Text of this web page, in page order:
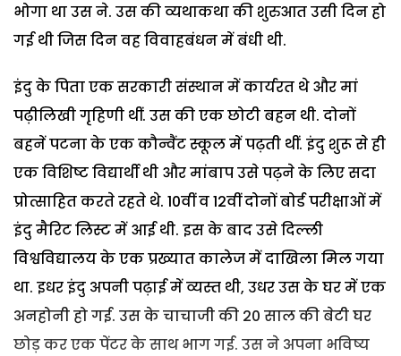
भोगा था उस ने. उस की व्यथाकथा की शुरुआत उसी दिन हो
गई थी जिस दिन वह विवाहबंधन में बंधी थी.
इंदु के पिता एक सरकारी संस्थान में कार्यरत थे और मां
पढ़ीलिखी गृहिणी थीं. उस की एक छोटी बहन थी. दोनों
बहनें पटना के एक कौन्वैंट स्कूल में पढ़ती थीं. इंदु शुरू से ही
एक विशिष्ट विद्यार्थी थी और मांबाप उसे पढ़ने के लिए सदा
प्रोत्साहित करते रहते थे. 10वीं व 12वीं दोनों बोर्ड परीक्षाओं में
इंदु मैरिट लिस्ट में आई थी. इस के बाद उसे दिल्ली
विश्वविद्यालय के एक प्रख्यात कालेज में दाखिला मिल गया
था. इधर इंदु अपनी पढ़ाई में व्यस्त थी, उधर उस के घर में एक
अनहोनी हो गई. उस के चाचाजी की 20 साल की बेटी घर
छोड़ कर एक पेंटर के साथ भाग गई. उस ने अपना भविष्य